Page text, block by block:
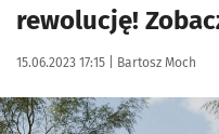
rewolucję!
Data publikacji:
15.06.2023 17:15 | Autor:
Bartosz Moch
Kliknij, aby zobaczyć
Kliknij, aby powiększyć